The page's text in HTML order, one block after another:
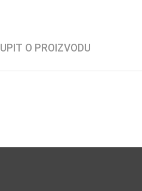
UPIT O PROIZVODU